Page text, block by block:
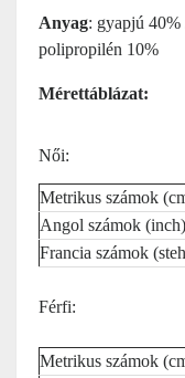
Anyag: gyapjú
polipropilén 10%
Mérettáblázat:
Női:
Metrikus számok
Angol számok (inch)
Francia számok
Férfi:
Metrikus számok